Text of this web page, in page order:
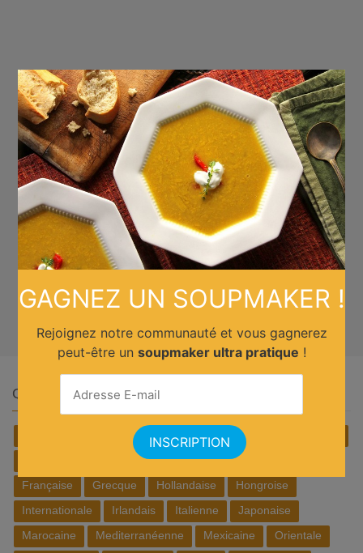
Quelle cuisine ?
Allemande Américaine Anglaise
Chinoise Cubaine
Française
Grecque Hollandaise
Hongroise
Internationale
Irlandais Italienne
Japonaise
Marocaine
Mediterranéenne Mexicaine
Orientale
GAGNEZ UN SOUPMAKER !
Rejoignez notre communauté et vous gagnerez
peut-être un soupmaker ultra pratique !
×